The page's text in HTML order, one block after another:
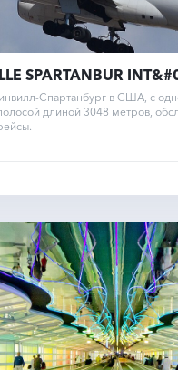
SPARTANBUR
Спартанбург в США, с
длиной 3048 метров,